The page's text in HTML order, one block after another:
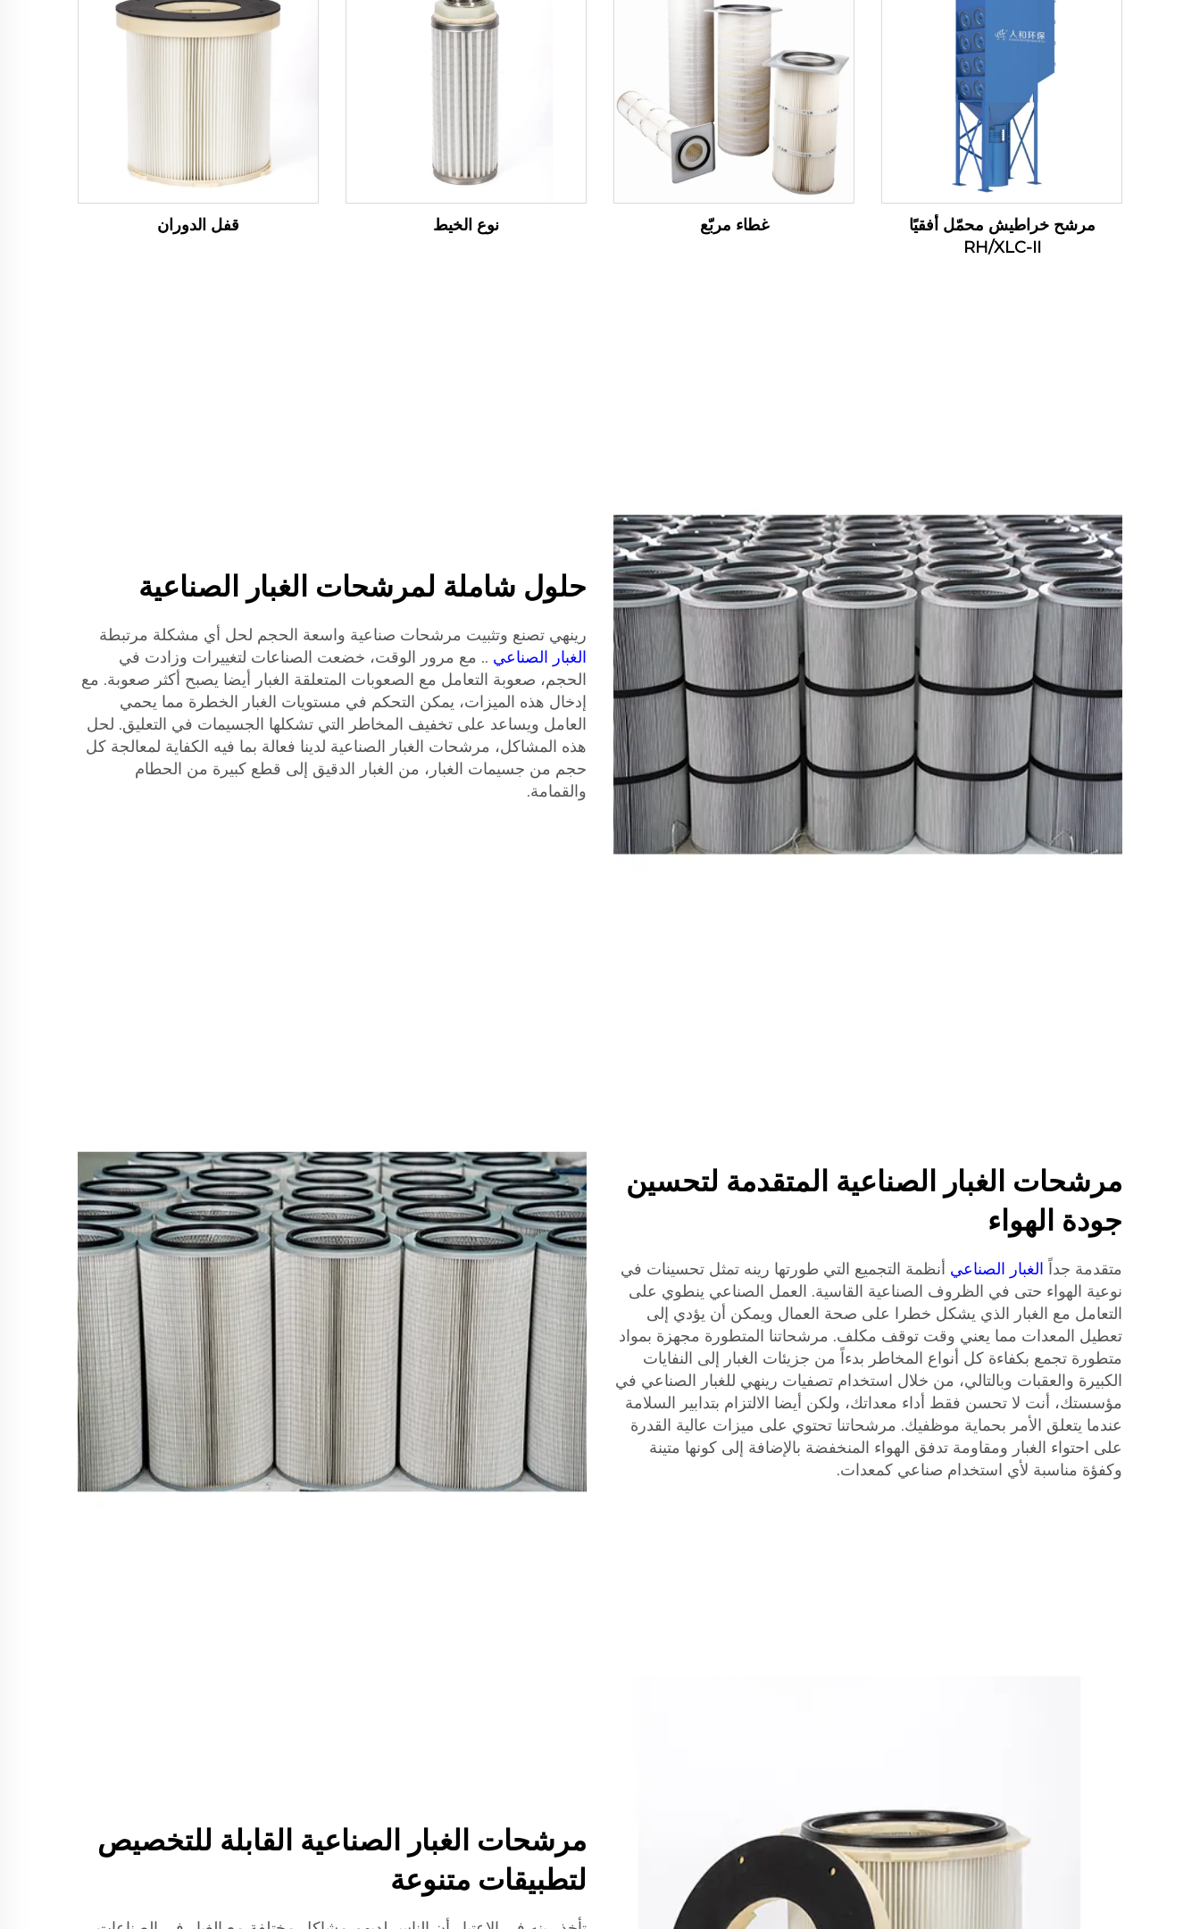
مرشح خراطيش محمّل أفقيًا
RH/XLC-II
غطاء مربّع نوع الخيط قفل الدوران
حلول شاملة لمرشحات الغبار الصناعية
رينهي تصنع وتثبيت مرشحات صناعية واسعة الحجم لحل أي مشكلة مرتبطة
الغبار الصناعي .. مع مرور الوقت، خضعت الصناعات لتغييرات وزادت في
الحجم، صعوبة التعامل مع الصعوبات المتعلقة الغبار أيضا يصبح أكثر صعوبة. مع
إدخال هذه الميزات، يمكن التحكم في مستويات الغبار الخطرة مما يحمي
العامل ويساعد على تخفيف المخاطر التي تشكلها الجسيمات في التعليق. لحل
هذه المشاكل، مرشحات الغبار الصناعية لدينا فعالة بما فيه الكفاية لمعالجة كل
حجم من جسيمات الغبار، من الغبار الدقيق إلى قطع كبيرة من الحطام
والقمامة.
مرشحات الغبار الصناعية المتقدمة لتحسين
جودة الهواء
متقدمة جداً الغبار الصناعي أنظمة التجميع التي طورتها رينه تمثل تحسينات في
نوعية الهواء حتى في الظروف الصناعية القاسية. العمل الصناعي ينطوي على
التعامل مع الغبار الذي يشكل خطرا على صحة العمال ويمكن أن يؤدي إلى
تعطيل المعدات مما يعني وقت توقف مكلف. مرشحاتنا المتطورة مجهزة بمواد
متطورة تجمع بكفاءة كل أنواع المخاطر بدءاً من جزيئات الغبار إلى النفايات
الكبيرة والعقبات وبالتالي، من خلال استخدام تصفيات رينهي للغبار الصناعي في
مؤسستك، أنت لا تحسن فقط أداء معداتك، ولكن أيضا الالتزام بتدابير السلامة
عندما يتعلق الأمر بحماية موظفيك. مرشحاتنا تحتوي على ميزات عالية القدرة
على احتواء الغبار ومقاومة تدفق الهواء المنخفضة بالإضافة إلى كونها متينة
وكفؤة مناسبة لأي استخدام صناعي كمعدات.
مرشحات الغبار الصناعية القابلة للتخصيص
لتطبيقات متنوعة